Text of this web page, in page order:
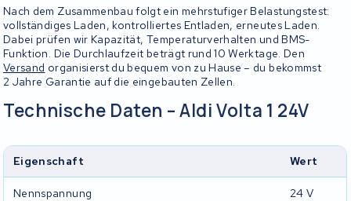
Nach dem Zusammenbau folgt ein mehrstufiger Belastungstest:
vollständiges Laden, kontrolliertes Entladen, erneutes Laden.
Dabei prüfen wir Kapazität, Temperaturverhalten und BMS-
Funktion. Die Durchlaufzeit beträgt rund 10 Werktage. Den
Versand organisierst du bequem von zu Hause – du bekommst
2 Jahre Garantie auf die eingebauten Zellen.
Technische Daten – Aldi Volta 1 24V
Eigenschaft Wert
Nennspannung 24 V